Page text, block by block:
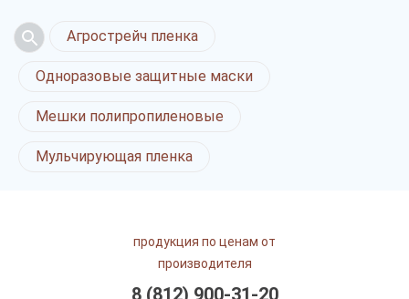
Агрострейч пленка
Одноразовые защитные маски
Мешки полипропиленовые
Мульчирующая пленка
продукция по ценам от
производителя
8 (812) 900-31-20